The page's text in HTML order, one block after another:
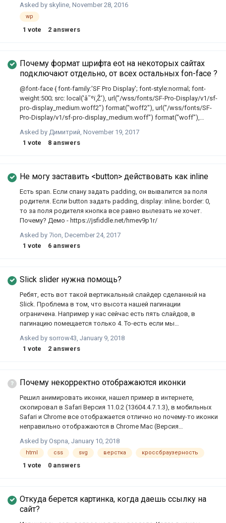
Asked by skyline, November 28, 2016
wp
1 vote 2 answers
Почему формат шрифта eot на некоторых сайтах
подключают отдельно, от всех остальных fon-face ?
@font-face { font-family:'SF Pro Display'; font-style:normal; font-
weight:500; src: local('â˜ºï¸Ž'), url("/wss/fonts/SF-Pro-Display/v1/sf-
pro-display_medium.woff2") format("woff2"), url("/wss/fonts/SF-
Pro-Display/v1/sf-pro-display_medium.woff") format("woff"),
format("truetype"); /* (C) 2015 Apple Inc. All rights reserved.*/ }
@font-face { font-family:'SF Pro Display 500'; src:
подключении шрифта apple указывает имя шрифту такое font-
Asked by Димитрий, November 19, 2017
1 vote 8 answers
Не могу заставить <button> действовать как inline
Есть span. Если спану задать padding, он вывалится за поля
родителя. Если button задать padding, display: inline; border: 0,
то за поля родителя кнопка все равно вылезать не хочет.
Почему? Демо - https://jsfiddle.net/hmev9p1r/
Asked by 7ion December 24, 2017
1 vote 6 answers
Slick slider нужна помощь?
Ребят, есть вот такой вертикальный слайдер сделанный на
Slick. Проблема в том, что высота нашей пагинации
ограничена. Например у нас сейчас есть пять слайдов, в
пагинацию помещается только 4. То-есть если мы
отображается, она остается на месте. Можно как-то сделать,
чтобы когда мы переключали слайдер на пятый слайд,
Asked by sorrow43 January 9, 2018
1 vote 2 answers
Почему некорректно отображаются иконки
Решил анимировать иконки, нашел пример в интернете,
скопировал в Safari Версия 11.0.2 (13604.4.7.1.3), в мобильных
Safari и Chrome все отображается отлично но почему-то иконки
неправильно отображаются в Chrome Mac (Версия
Edge - на переднем плане анимированный градиент, а на
заднем иконка пример кода пример того как должна
выглядеть анимированная иконка во вложении Screen Capture
Asked by Ospna January 10, 2018
html css svg верстка кроссбраузерность
1 vote 0 answers
Откуда берется картинка, когда даешь ссылку на
сайт?